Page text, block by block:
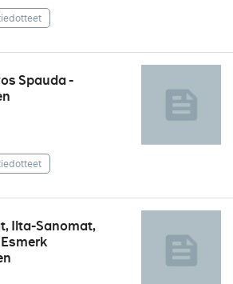
Spauda -
Ilta-Sanomat,